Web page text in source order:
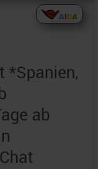
*Spanien,
ab